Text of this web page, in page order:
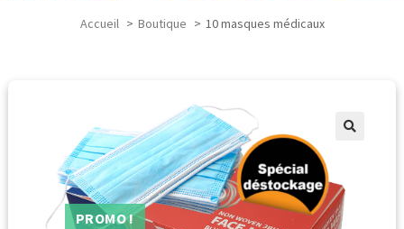
Accueil Boutique 10 masques médicaux
PROMO !